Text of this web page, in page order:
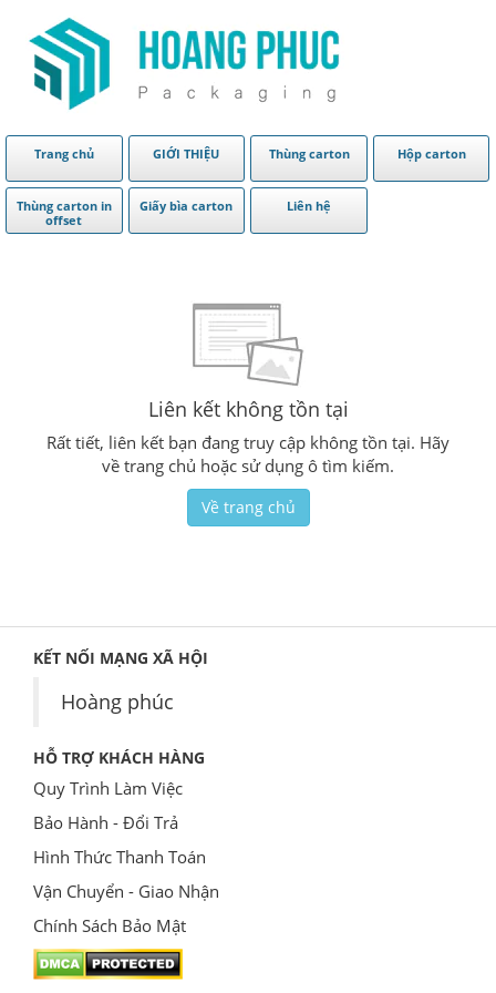
Trang chủ GIỚI THIỆU Thùng carton Hộp carton
Thùng carton in
offset
Giấy bìa carton Liên hệ
Liên kết không tồn tại
Rất tiết, liên kết bạn đang truy cập không tồn tại. Hãy
về trang chủ hoặc sử dụng ô tìm kiếm.
Về trang chủ
KẾT NỐI MẠNG XÃ HỘI
Hoàng phúc
HỖ TRỢ KHÁCH HÀNG
Quy Trình Làm Việc
Bảo Hành - Đổi Trả
Hình Thức Thanh Toán
Vận Chuyển - Giao Nhận
Chính Sách Bảo Mật